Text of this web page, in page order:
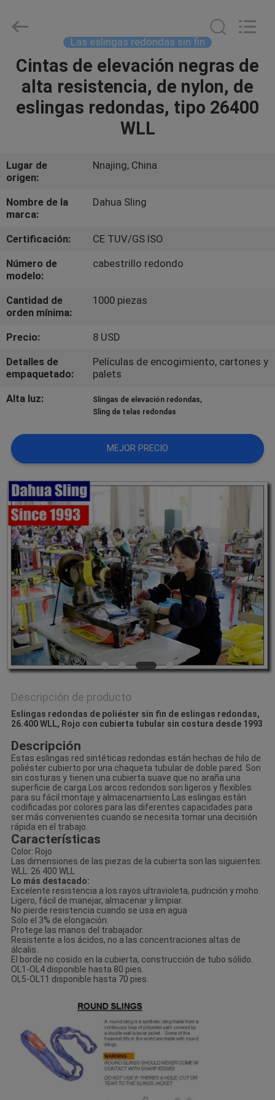
HOGAR
PRODUCTOS
NOSOTROS
VIAJE
DE
LA
FÁBRICA
CONTROL
CALIDAD
ÉNTRENOS
EN
CONTACTO
CON
PIDA
UNA
CITA
NOTICIAS
polyesterliftingslings.com.
Reserved.
Developed
Las eslingas redondas sin fin
Cintas de elevación negras de
alta resistencia, de nylon, de
eslingas redondas, tipo 26400
WLL
Lugar de
origen:
Nnajing, China
Nombre de la
marca:
Dahua Sling
Certificación:
CE TUV/GS ISO
Número de
modelo:
cabestrillo redondo
Cantidad de
orden mínima:
1000 piezas
Precio:
8 USD
Detalles de
empaquetado:
Películas de encogimiento, cartones y
palets
Alta luz:
Slingas de elevación redondas,
Sling de telas redondas
MEJOR PRECIO
Descripción de producto
Eslingas redondas de poliéster sin fin de eslingas redondas,
26.400 WLL, Rojo con cubierta tubular sin costura desde 1993
Descripción
Estas eslingas red sintéticas redondas están hechas de hilo de
poliéster cubierto por una chaqueta tubular de doble pared. Son
sin costuras y tienen una cubierta suave que no araña una
superficie de carga.Los arcos redondos son ligeros y flexibles
para su fácil montaje y almacenamiento.Las eslingas están
codificadas por colores para las diferentes capacidades para
ser más convenientes cuando se necesita tomar una decisión
rápida en el trabajo.
Características
Color: Rojo
Las dimensiones de las piezas de la cubierta son las siguientes:
WLL: 26 400 WLL
Lo más destacado:
Excelente resistencia a los rayos ultravioleta, pudrición y moho.
Ligero, fácil de manejar, almacenar y limpiar.
No pierde resistencia cuando se usa en agua
Sólo el 3% de elongación.
Protege las manos del trabajador.
Resistente a los ácidos, no a las concentraciones altas de
álcalis.
El borde no cosido en la cubierta, construcción de tubo sólido.
OL1-OL4 disponible hasta 80 pies.
OL5-OL11 disponible hasta 70 pies.